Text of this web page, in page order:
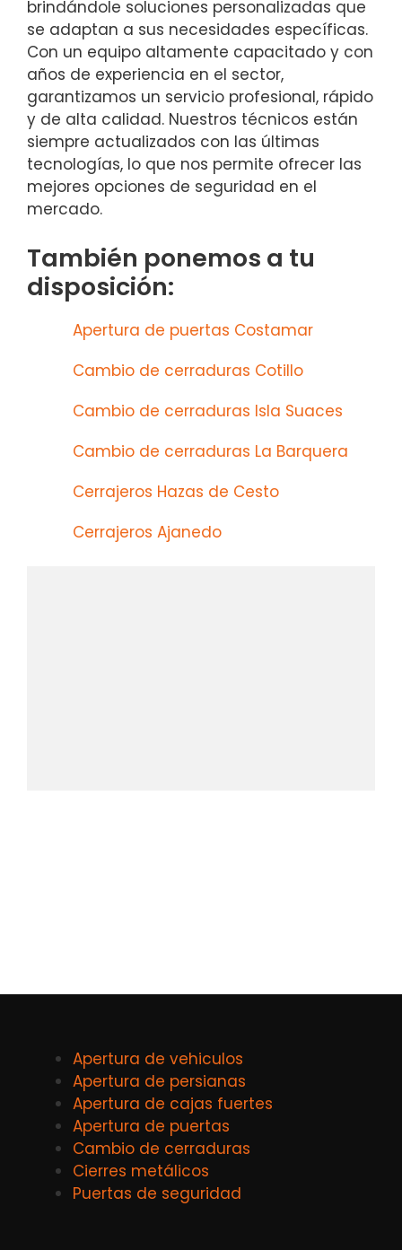
brindándole soluciones personalizadas que
se adaptan a sus necesidades específicas.
Con un equipo altamente capacitado y con
años de experiencia en el sector,
garantizamos un servicio profesional, rápido
y de alta calidad. Nuestros técnicos están
siempre actualizados con las últimas
tecnologías, lo que nos permite ofrecer las
mejores opciones de seguridad en el
mercado.
También ponemos a tu
disposición:
Apertura de puertas Costamar
Cambio de cerraduras Cotillo
Cambio de cerraduras Isla Suaces
Cambio de cerraduras La Barquera
Cerrajeros Hazas de Cesto
Cerrajeros Ajanedo
Apertura de vehiculos
Apertura de persianas
Apertura de cajas fuertes
Apertura de puertas
Cambio de cerraduras
Cierres metálicos
Puertas de seguridad